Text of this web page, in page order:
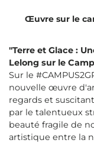
Œuvre sur le
"Terre et Glace :
Lelong sur le
Sur le
nouvelle œuvre
regards et
par le talentueux
beauté fragile de
artistique entre la